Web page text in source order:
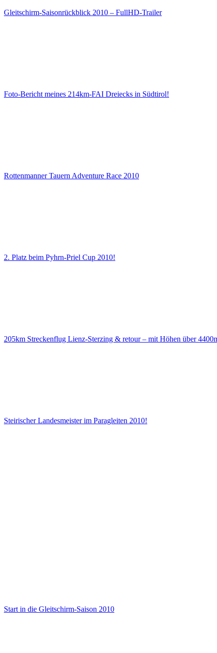
Gleitschirm-Saisonrückblick 2010 – FullHD-Trailer
Foto-Bericht meines 214km-FAI Dreiecks in Südtirol!
Rottenmanner Tauern Adventure Race 2010
2. Platz beim Pyhrn-Priel Cup 2010!
205km Streckenflug Lienz-Sterzing & retour – mit Höhen über
Steirischer Landesmeister im Paragleiten 2010!
Start in die Gleitschirm-Saison 2010